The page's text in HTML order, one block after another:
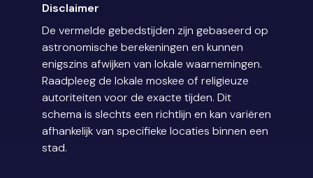
Disclaimer
De vermelde gebedstijden zijn gebaseerd op
astronomische berekeningen en kunnen
enigszins afwijken van lokale waarnemingen.
Raadpleeg de lokale moskee of religieuze
autoriteiten voor de exacte tijden. Dit
schema is slechts een richtlijn en kan variëren
afhankelijk van specifieke locaties binnen een
stad.